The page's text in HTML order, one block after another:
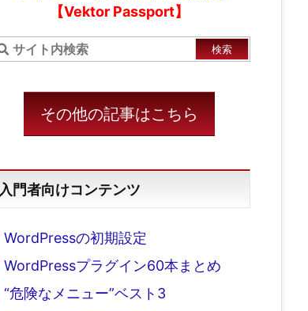
【Vektor Passport】
その他の記事はこちら
入門者向けコンテンツ
WordPressの初期設定
WordPressプラグイン60本まとめ
“危険なメニュー”ベスト3